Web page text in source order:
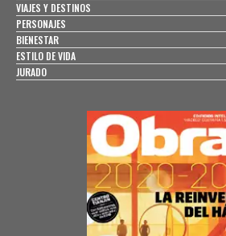
VIAJES Y DESTINOS
PERSONAJES
BIENESTAR
ESTILO DE VIDA
JURADO